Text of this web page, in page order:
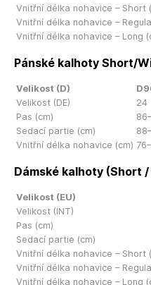
Vnitřní délka nohavice – Short
Vnitřní délka nohavice –
Vnitřní délka nohavice – Long
Pánské kalhoty Short/
Velikost (D)
Velikost (DE)
24
Pas (cm)
Sedací partie (cm)
Vnitřní délka nohavice (cm)
Dámské kalhoty (Short
Velikost (EU)
Velikost (INT)
Pas (cm)
Sedací partie (cm)
Vnitřní délka nohavice – Short
Vnitřní délka nohavice –
Vnitřní délka nohavice – Long